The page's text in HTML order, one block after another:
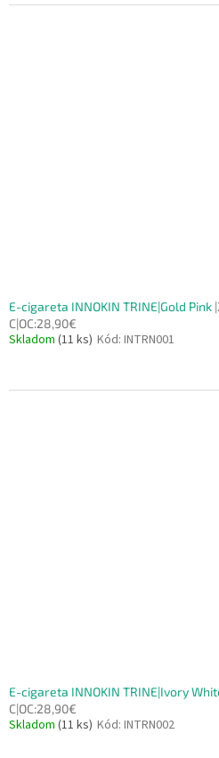
E-cigareta INNOKIN TRINE|Gold Pink
C|OC:28,90€
Skladom (11 ks) Kód: INTRN001
E-cigareta INNOKIN TRINE|Ivory
C|OC:28,90€
Skladom (11 ks) Kód: INTRN002